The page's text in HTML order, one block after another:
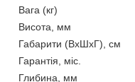
Вага (кг)
Висота, мм
Габарити (ВхШхГ), см
Гарантія, міс.
Глибина, мм